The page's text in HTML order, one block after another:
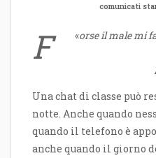
comunicati
«
F
orse il male mi
Una chat di classe può
notte. Anche quando
quando il telefono è
anche quando il giorno